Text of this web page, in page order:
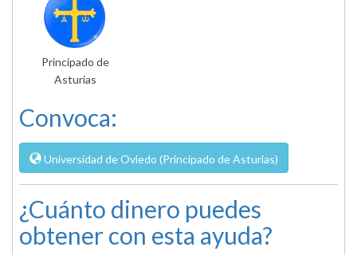
Principado de
Asturias
Convoca:
Universidad de Oviedo (Principado de Asturias)
¿Cuánto dinero puedes
obtener con esta ayuda?